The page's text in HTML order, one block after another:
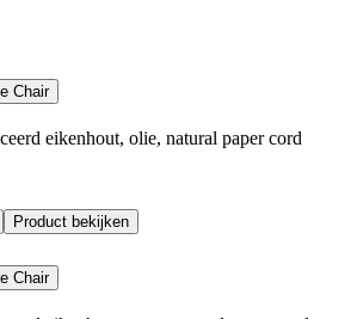
Chair
eikenhout, olie, natural paper cord
Product bekijken
Chair